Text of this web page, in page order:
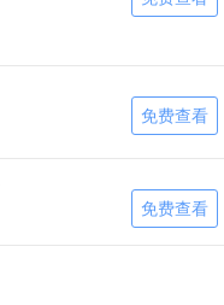
免费查看
免费查看